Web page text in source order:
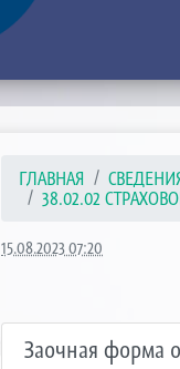
ГЛАВНАЯ
38.02.02
15.08.2023 07:20
Заочная форма